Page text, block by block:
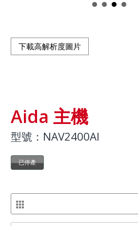
下載高解析度圖片
Aida 主機
型號：NAV2400AI
已停產